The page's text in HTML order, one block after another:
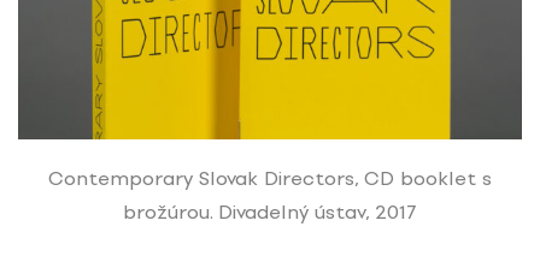
Contemporary Slovak Directors, CD booklet s
brožúrou. Divadelný ústav, 2017